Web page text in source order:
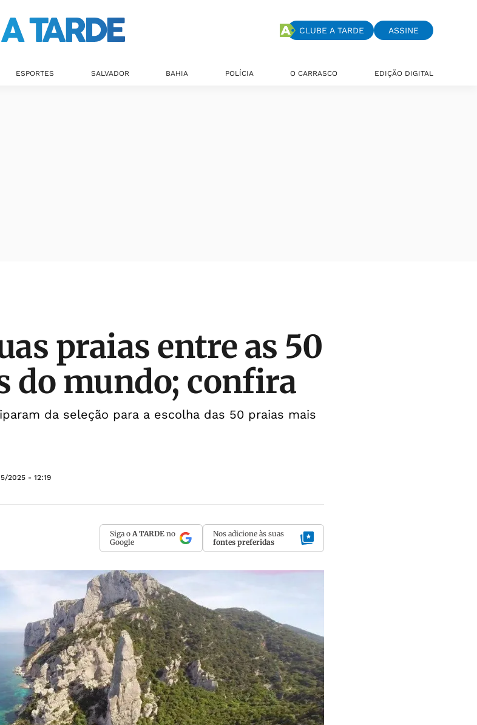
CLUBE A TARDE ASSINE
ESPORTES SALVADOR BAHIA POLÍCIA O CARRASCO EDIÇÃO DIGITAL
praias entre as 50
do mundo; confira
da seleção para a escolha das 50 praias mais
2025 - 12:19
Siga o A TARDE no
Google
Nos adicione às suas
fontes preferidas